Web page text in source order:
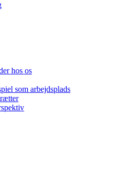
hos os
som arbejdsplads